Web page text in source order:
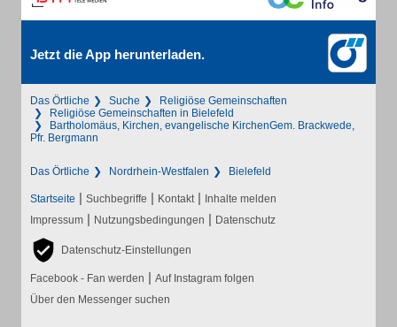
Jetzt die App herunterladen.
Das Örtliche Suche
Religiöse Gemeinschaften
Religiöse Gemeinschaften in Bielefeld
Bartholomäus, Kirchen, evangelische KirchenGem. Brackwede,
Pfr. Bergmann
Das Örtliche Nordrhein-Westfalen Bielefeld
Startseite | Suchbegriffe | Kontakt | Inhalte melden
Impressum | Nutzungsbedingungen | Datenschutz
Datenschutz-Einstellungen
Facebook - Fan werden | Auf Instagram folgen
Über den Messenger suchen